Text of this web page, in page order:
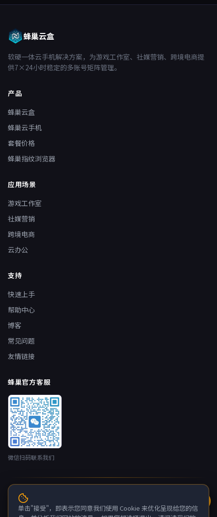
蜂巢云盒
软硬一体云手机解决方案，为游戏工作室、社媒营销、跨境电商提
供7×24小时稳定的多账号矩阵管理。
产品
蜂巢云盒
蜂巢云手机
套餐价格
蜂巢指纹浏览器
应用场景
游戏工作室
社媒营销
跨境电商
云办公
支持
快速上手
帮助中心
博客
常见问题
友情链接
蜂巢官方客服
微信扫码联系我们
© 2026 蜂巢云盒 nestbox.top · 开发者：广州蚂侠网络技术有限
公司 版权所有
单击"接受"，即表示您同意我们使用 Cookie 来优化呈现给您的信